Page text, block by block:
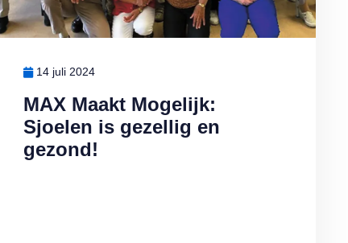
MAX Maakt Mogelijk:
Sjoelen is gezellig en
gezond!
14 juli 2024